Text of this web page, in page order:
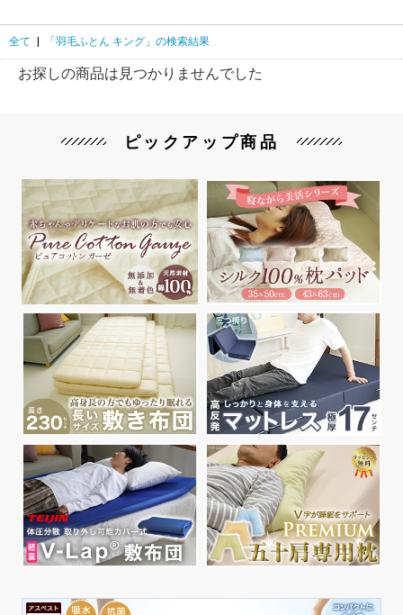
全て 「羽毛ふとん キング」の検索結果
お探しの商品は見つかりませんでした
ピックアップ商品